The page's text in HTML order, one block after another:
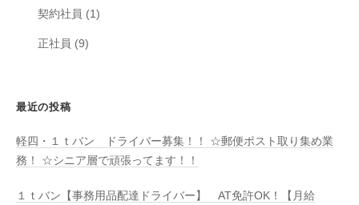
契約社員 (1)
正社員 (9)
最近の投稿
軽四・１ｔバン ドライバー募集！！ ☆郵便ポスト取り集め業
務！ ☆シニア層で頑張ってます！！
１ｔバン【事務用品配達ドライバー】 AT免許OK！【月給